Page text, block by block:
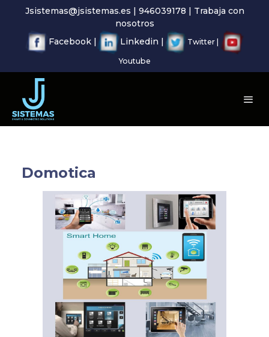
Jsistemas@jsistemas.es | 946039178 | Trabaja con
nosotros
Facebook |
Linkedin | Twitter |
Youtube
Domotica